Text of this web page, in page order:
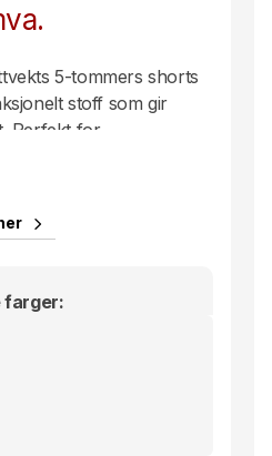
5-tommers shorts
stoff som gir
Perfekt for
klubb-, sponsor- eller
farger: